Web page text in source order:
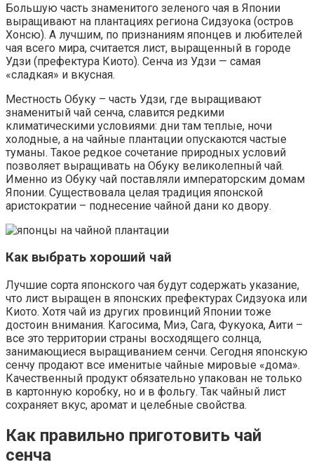
Большую часть знаменитого зеленого чая в Японии
выращивают на плантациях региона Сидзуока (остров
Хонсю). А лучшим, по признаниям японцев и любителей
чая всего мира, считается лист, выращенный в городе
Удзи (префектура Киото). Сенча из Удзи — самая
«сладкая» и вкусная.
Местность Обуку – часть Удзи, где выращивают
знаменитый чай сенча, славится редкими
климатическими условиями: дни там теплые, ночи
холодные, а на чайные плантации опускаются частые
туманы. Такое редкое сочетание природных условий
позволяет выращивать на Обуку великолепный чай.
Именно из Обуку чай поставляли императорским домам
Японии. Существовала целая традиция японской
аристократии – поднесение чайной дани ко двору.
Как выбрать хороший чай
Лучшие сорта японского чая будут содержать указание,
что лист выращен в японских префектурах Сидзуока или
Киото. Хотя чай из других провинций Японии тоже
достоин внимания. Кагосима, Миэ, Сага, Фукуока, Аити –
все это территории страны восходящего солнца,
занимающиеся выращиванием сенчи. Сегодня японскую
сенчу продают все именитые чайные мировые «дома».
Качественный продукт обязательно упакован не только
в картонную коробку, но и в фольгу. Так чайный лист
сохраняет вкус, аромат и целебные свойства.
Как правильно приготовить чай
сенча